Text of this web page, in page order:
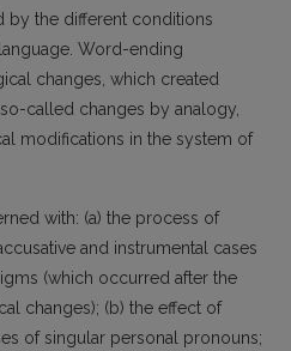
by the different conditions
Word-ending
changes, which created
called changes by anal­ogy,
modifications in the system of
with: (a) the process of
and instrumental cases
(which occurred after the
changes); (b) the effect of
of singular personal pronouns;